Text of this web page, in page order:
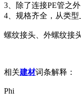
3、除了连接PE管之
4、规格齐全，从类
螺纹接头、外螺纹接
相关建材词条解释：
Phi